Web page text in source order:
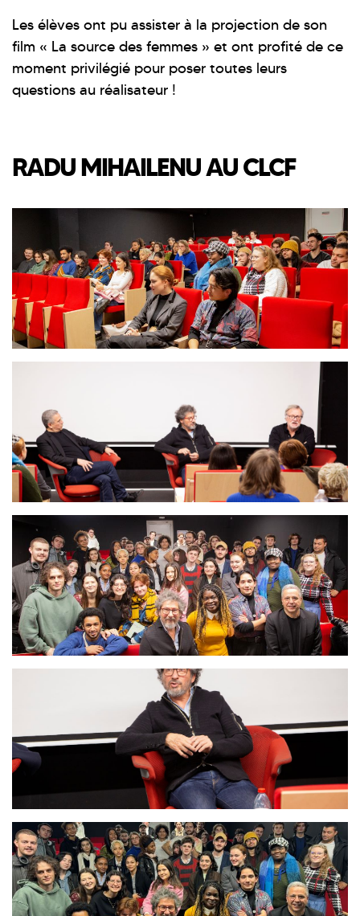
Les élèves ont pu assister à la projection de son
film « La source des femmes » et ont profité de ce
moment privilégié pour poser toutes leurs
questions au réalisateur !
RADU MIHAILENU AU CLCF